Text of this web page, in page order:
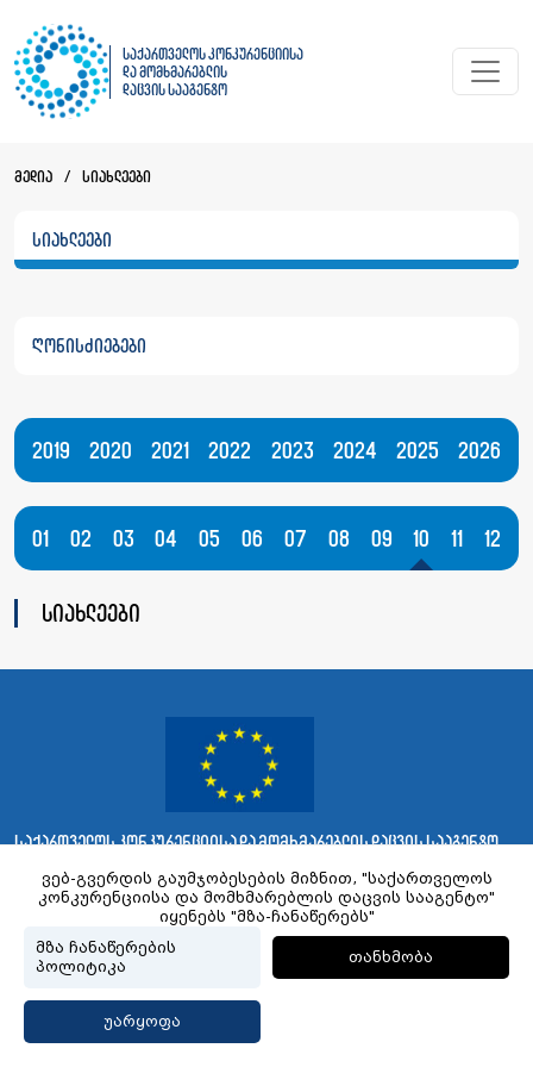
საქართველოს კონკურენციისა
და მომხმარებლის
დაცვის სააგენტო
მედია / სიახლეები
სიახლეები
ღონისძიებები
2019 2020 2021 2022 2023 2024 2025 2026
01 02 03 04 05 06 07 08 09 10 11 12
სიახლეები
საქართველოს კონკურენციისა და მომხმარებლის დაცვის სააგენტო
© 2023 gnca.gov.ge, ყველა უფლება დაცულია. Created by Proservice
ვებ-გვერდის გაუმჯობესების მიზნით, "საქართველოს
კონკურენციისა და მომხმარებლის დაცვის სააგენტო"
იყენებს "მზა-ჩანაწერებს"
მზა ჩანაწერების
პოლიტიკა
თანხმობა
უარყოფა